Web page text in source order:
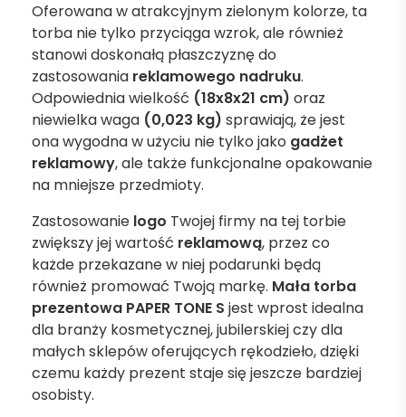
Oferowana w atrakcyjnym zielonym kolorze, ta
torba nie tylko przyciąga wzrok, ale również
stanowi doskonałą płaszczyznę do
zastosowania reklamowego nadruku.
Odpowiednia wielkość (18x8x21 cm) oraz
niewielka waga (0,023 kg) sprawiają, że jest
ona wygodna w użyciu nie tylko jako gadżet
reklamowy, ale także funkcjonalne opakowanie
na mniejsze przedmioty.
Zastosowanie logo Twojej firmy na tej torbie
zwiększy jej wartość reklamową, przez co
każde przekazane w niej podarunki będą
również promować Twoją markę. Mała torba
prezentowa PAPER TONE S jest wprost idealna
dla branży kosmetycznej, jubilerskiej czy dla
małych sklepów oferujących rękodzieło, dzięki
czemu każdy prezent staje się jeszcze bardziej
osobisty.